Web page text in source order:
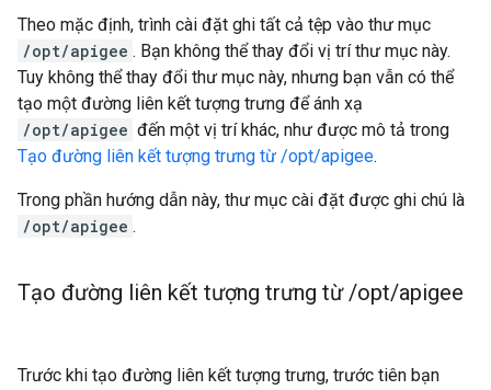
Theo mặc định, trình cài đặt ghi tất cả tệp vào thư mục
/opt/apigee . Bạn không thể thay đổi vị trí thư mục này.
Tuy không thể thay đổi thư mục này, nhưng bạn vẫn có thể
tạo một đường liên kết tượng trưng để ánh xạ
/opt/apigee đến một vị trí khác, như được mô tả trong
Tạo đường liên kết tượng trưng từ /opt/apigee.
Trong phần hướng dẫn này, thư mục cài đặt được ghi chú là
/opt/apigee .
Tạo đường liên kết tượng trưng từ/opt/apigee
Trước khi tạo đường liên kết tượng trưng, trước tiên bạn